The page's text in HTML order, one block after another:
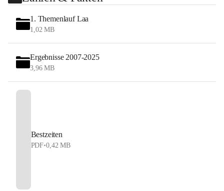
1. Themenlauf Laa
1,02 MB
Ergebnisse 2007-2025
3,96 MB
Bestzeiten
PDF•0,42 MB